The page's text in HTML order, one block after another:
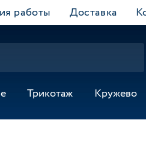
работы Доставка
Трикотаж Кружево